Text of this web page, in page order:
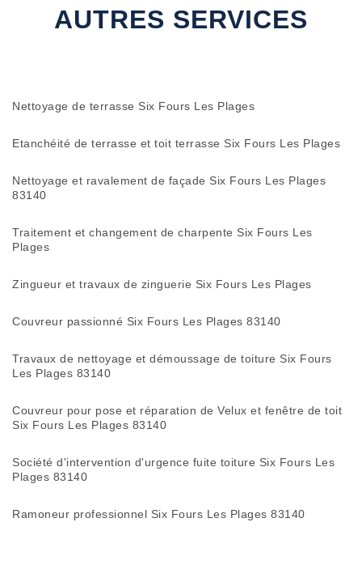
AUTRES SERVICES
Nettoyage de terrasse Six Fours Les Plages
Etanchéité de terrasse et toit terrasse Six Fours Les Plages
Nettoyage et ravalement de façade Six Fours Les Plages
83140
Traitement et changement de charpente Six Fours Les
Plages
Zingueur et travaux de zinguerie Six Fours Les Plages
Couvreur passionné Six Fours Les Plages 83140
Travaux de nettoyage et démoussage de toiture Six Fours
Les Plages 83140
Couvreur pour pose et réparation de Velux et fenêtre de toit
Six Fours Les Plages 83140
Société d'intervention d'urgence fuite toiture Six Fours Les
Plages 83140
Ramoneur professionnel Six Fours Les Plages 83140